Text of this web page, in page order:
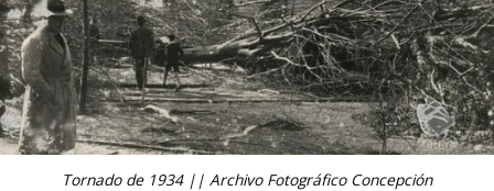
Tornado de 1934 || Archivo Fotográfico Concepción